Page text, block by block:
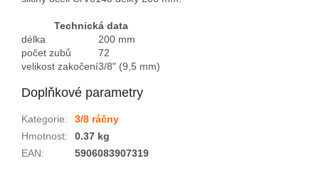
Technická data
délka
200 mm
počet zubů
72
velikost zakočení3/8" (9,5 mm)
Doplňkové parametry
Kategorie:
3/8 ráčny
Hmotnost:
0.37 kg
EAN: 5906083907319